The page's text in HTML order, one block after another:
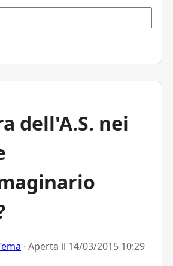
dell'A.S. nei
· Aperta il 14/03/2015 10:29